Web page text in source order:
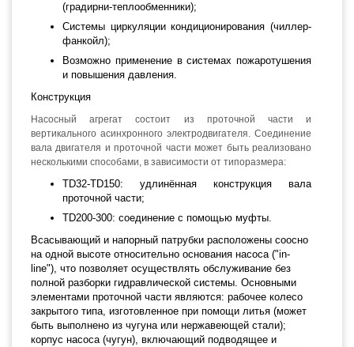
(градирни-теплообменники);
Системы циркуляции кондиционирования (чиллер-
фанкойл);
Возможно применение в системах пожаротушения
и повышения давления.
Конструкция
Насосный агрегат состоит из проточной части и
вертикального асинхронного электродвигателя. Соединение
вала двигателя и проточной части может быть реализовано
несколькими способами, в зависимости от типоразмера:
TD32-TD150: удлинённая конструкция вала
проточной части;
TD200-300: соединение с помощью муфты.
Всасывающий и напорный патрубки расположены соосно
на одной высоте относительно основания насоса ("in-
line"), что позволяет осуществлять обслуживание без
полной разборки гидравлической системы. Основными
элементами проточной части являются: рабочее колесо
закрытого типа, изготовленное при помощи литья (может
быть выполнено из чугуна или нержавеющей стали);
корпус насоса (чугун), включающий подводящее и